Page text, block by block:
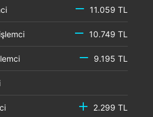
11.059 TL
10.749 TL
9.195 TL
2.299 TL